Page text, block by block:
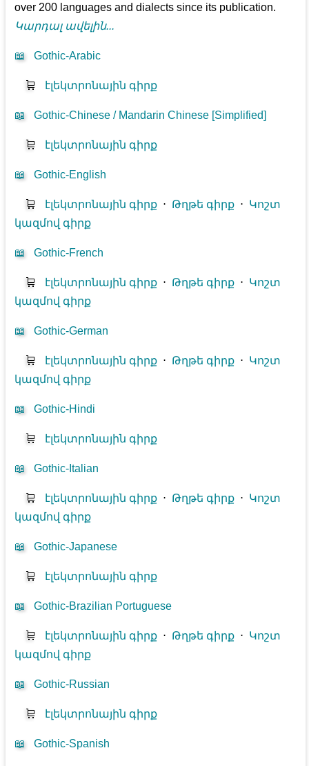
over 200 languages and dialects since its publication.
Կարդալ ավելին...
📖 Gothic-Arabic
🛒 էլեկտրոնային գիրք
📖 Gothic-Chinese / Mandarin Chinese [Simplified]
🛒 էլեկտրոնային գիրք
📖 Gothic-English
🛒 էլեկտրոնային գիրք ⋅ Թղթե գիրք ⋅ Կոշտ
կազմով գիրք
📖 Gothic-French
🛒 էլեկտրոնային գիրք ⋅ Թղթե գիրք ⋅ Կոշտ
կազմով գիրք
📖 Gothic-German
🛒 էլեկտրոնային գիրք ⋅ Թղթե գիրք ⋅ Կոշտ
կազմով գիրք
📖 Gothic-Hindi
🛒 էլեկտրոնային գիրք
📖 Gothic-Italian
🛒 էլեկտրոնային գիրք ⋅ Թղթե գիրք ⋅ Կոշտ
կազմով գիրք
📖 Gothic-Japanese
🛒 էլեկտրոնային գիրք
📖 Gothic-Brazilian Portuguese
🛒 էլեկտրոնային գիրք ⋅ Թղթե գիրք ⋅ Կոշտ
կազմով գիրք
📖 Gothic-Russian
🛒 էլեկտրոնային գիրք
📖 Gothic-Spanish